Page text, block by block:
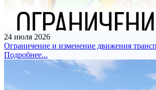
24 июля 2026
Ограничение и изменение движения
Подробнее...